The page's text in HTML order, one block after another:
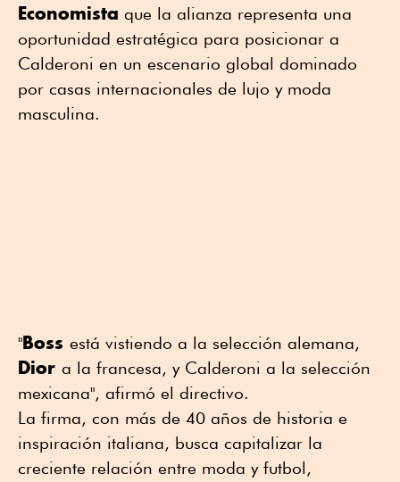
Economista que la alianza representa una
oportunidad estratégica para posicionar a
Calderoni en un escenario global dominado
por casas internacionales de lujo y moda
masculina.
"Boss está vistiendo a la selección alemana,
Dior a la francesa, y Calderoni a la selección
mexicana", afirmó el directivo.
La firma, con más de 40 años de historia e
inspiración italiana, busca capitalizar la
creciente relación entre moda y futbol,